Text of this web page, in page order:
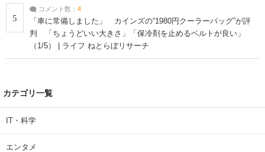
5
コメント数： 4
「車に常備しました」 カインズの“1980円クーラーバッグ”が評
判 「ちょうどいい大きさ」「保冷剤を止めるベルトが良い」
（1/5） | ライフ ねとらぼリサーチ
カテゴリ一覧
IT・科学
エンタメ